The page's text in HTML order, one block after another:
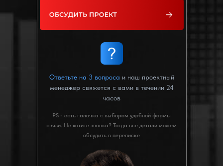
PS - есть галочка с выбором удобной формы
связи. Не хотите звонка? Тогда все детали можем
обсудить в переписке
Ответьте на 3 вопроса и наш проектный
менеджер свяжется с вами в течении 24
часов